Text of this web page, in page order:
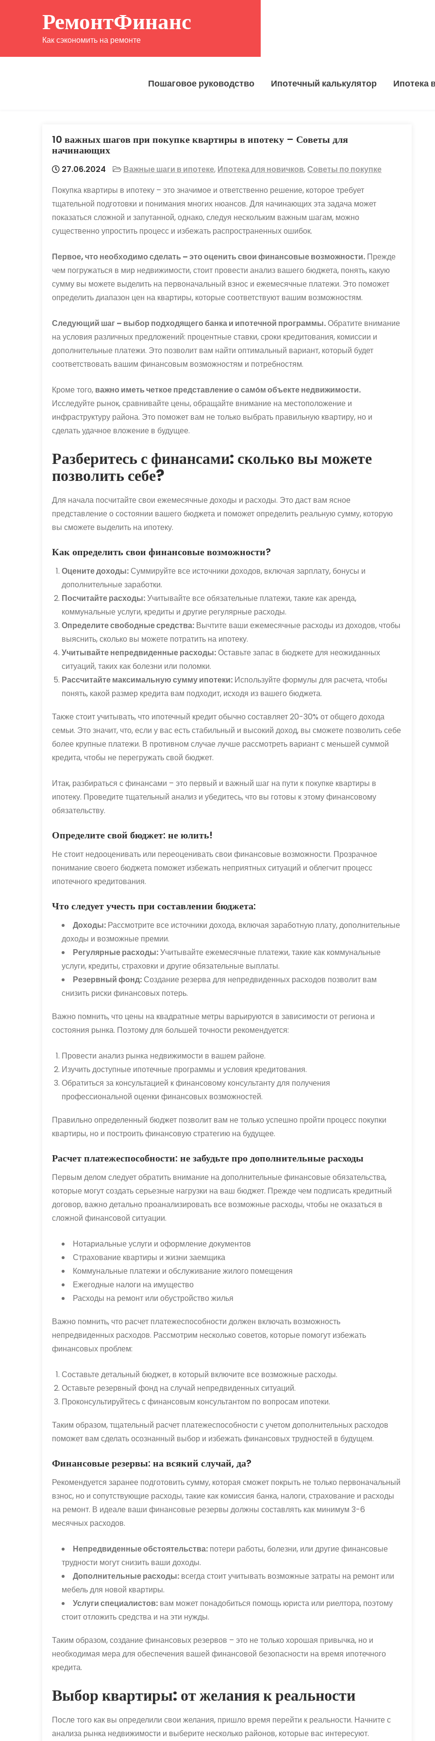
РемонтФинанс
Как сэкономить на ремонте
Пошаговое руководство Ипотечный калькулятор Ипотека
10 важных шагов при покупке квартиры в ипотеку – Советы для
начинающих
27.06.2024 Важные шаги в ипотеке, Ипотека для новичков,Советы по покупке
Покупка квартиры в ипотеку – это значимое и ответственно решение, которое требует
тщательной подготовки и понимания многих нюансов. Для начинающих эта задача может
показаться сложной и запутанной, однако, следуя нескольким важным шагам, можно
существенно упростить процесс и избежать распространенных ошибок.
Первое, что необходимо сделать – это оценить свои финансовые возможности. Прежде
чем погружаться в мир недвижимости, стоит провести анализ вашего бюджета, понять, какую
сумму вы можете выделить на первоначальный взнос и ежемесячные платежи. Это поможет
определить диапазон цен на квартиры, которые соответствуют вашим возможностям.
Следующий шаг – выбор подходящего банка и ипотечной программы.Обратите внимание
на условия различных предложений: процентные ставки, сроки кредитования, комиссии и
дополнительные платежи. Это позволит вам найти оптимальный вариант, который будет
соответствовать вашим финансовым возможностям и потребностям.
Кроме того, важно иметь четкое представление о само́м объекте недвижимости.
Исследуйте рынок, сравнивайте цены, обращайте внимание на местоположение и
инфраструктуру района. Это поможет вам не только выбрать правильную квартиру, но и
сделать удачное вложение в будущее.
Разберитесь с финансами: сколько вы можете
позволить себе?
Для начала посчитайте свои ежемесячные доходы и расходы. Это даст вам ясное
представление о состоянии вашего бюджета и поможет определить реальную сумму, которую
вы сможете выделить на ипотеку.
Как определить свои финансовые возможности?
Оцените доходы: Суммируйте все источники доходов, включая зарплату, бонусы и
дополнительные заработки.
Посчитайте расходы:Учитывайте все обязательные платежи, такие как аренда,
коммунальные услуги, кредиты и другие регулярные расходы.
Определите свободные средства: Вычтите ваши ежемесячные расходы из доходов, чтобы
выяснить, сколько вы можете потратить на ипотеку.
Учитывайте непредвиденные расходы:Оставьте запас в бюджете для неожиданных
ситуаций, таких как болезни или поломки.
Рассчитайте максимальную сумму ипотеки: Используйте формулы для расчета, чтобы
понять, какой размер кредита вам подходит, исходя из вашего бюджета.
Также стоит учитывать, что ипотечный кредит обычно составляет 20-30% от общего дохода
семьи. Это значит, что, если у вас есть стабильный и высокий доход, вы сможете позволить себе
более крупные платежи. В противном случае лучше рассмотреть вариант с меньшей суммой
кредита, чтобы не перегружать свой бюджет.
Итак, разбираться с финансами – это первый и важный шаг на пути к покупке квартиры в
ипотеку. Проведите тщательный анализ и убедитесь, что вы готовы к этому финансовому
обязательству.
Определите свой бюджет: не юлить!
Не стоит недооценивать или переоценивать свои финансовые возможности. Прозрачное
понимание своего бюджета поможет избежать неприятных ситуаций и облегчит процесс
ипотечного кредитования.
Что следует учесть при составлении бюджета:
Доходы: Рассмотрите все источники дохода, включая заработную плату, дополнительные
доходы и возможные премии.
Регулярные расходы:Учитывайте ежемесячные платежи, такие как коммунальные
услуги, кредиты, страховки и другие обязательные выплаты.
Резервный фонд: Создание резерва для непредвиденных расходов позволит вам
снизить риски финансовых потерь.
Важно помнить, что цены на квадратные метры варьируются в зависимости от региона и
состояния рынка. Поэтому для большей точности рекомендуется:
Провести анализ рынка недвижимости в вашем районе.
Изучить доступные ипотечные программы и условия кредитования.
Обратиться за консультацией к финансовому консультанту для получения
профессиональной оценки финансовых возможностей.
Правильно определенный бюджет позволит вам не только успешно пройти процесс покупки
квартиры, но и построить финансовую стратегию на будущее.
Расчет платежеспособности: не забудьте про дополнительные расходы
Первым делом следует обратить внимание на дополнительные финансовые обязательства,
которые могут создать серьезные нагрузки на ваш бюджет. Прежде чем подписать кредитный
договор, важно детально проанализировать все возможные расходы, чтобы не оказаться в
сложной финансовой ситуации.
Нотариальные услуги и оформление документов
Страхование квартиры и жизни заемщика
Коммунальные платежи и обслуживание жилого помещения
Ежегодные налоги на имущество
Расходы на ремонт или обустройство жилья
Важно помнить, что расчет платежеспособности должен включать возможность
непредвиденных расходов. Рассмотрим несколько советов, которые помогут избежать
финансовых проблем:
Составьте детальный бюджет, в который включите все возможные расходы.
Оставьте резервный фонд на случай непредвиденных ситуаций.
Проконсультируйтесь с финансовым консультантом по вопросам ипотеки.
Таким образом, тщательный расчет платежеспособности с учетом дополнительных расходов
поможет вам сделать осознанный выбор и избежать финансовых трудностей в будущем.
Финансовые резервы: на всякий случай, да?
Рекомендуется заранее подготовить сумму, которая сможет покрыть не только первоначальный
взнос, но и сопутствующие расходы, такие как комиссия банка, налоги, страхование и расходы
на ремонт. В идеале ваши финансовые резервы должны составлять как минимум 3-6
месячных расходов.
Непредвиденные обстоятельства: потери работы, болезни, или другие финансовые
трудности могут снизить ваши доходы.
Дополнительные расходы: всегда стоит учитывать возможные затраты на ремонт или
мебель для новой квартиры.
Услуги специалистов: вам может понадобиться помощь юриста или риелтора, поэтому
стоит отложить средства и на эти нужды.
Таким образом, создание финансовых резервов – это не только хорошая привычка, но и
необходимая мера для обеспечения вашей финансовой безопасности на время ипотечного
кредита.
Выбор квартиры: от желания к реальности
После того как вы определили свои желания, пришло время перейти к реальности. Начните с
анализа рынка недвижимости и выберите несколько районов, которые вас интересуют.